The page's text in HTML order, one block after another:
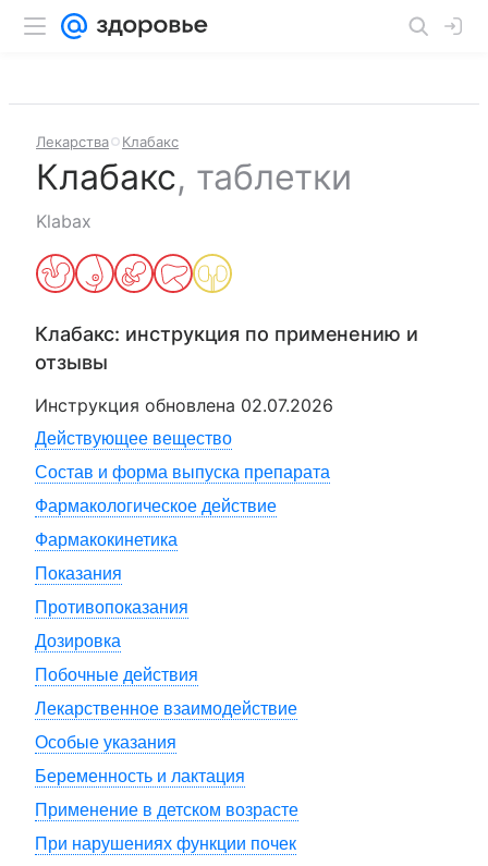
Лекарства Клабакс
Клабакс, таблетки
Klabax
Клабакс: инструкция по применению и
отзывы
Инструкция обновлена 02.07.2026
Действующее вещество
Состав и форма выпуска препарата
Фармакологическое действие
Фармакокинетика
Показания
Противопоказания
Дозировка
Побочные действия
Лекарственное взаимодействие
Особые указания
Беременность и лактация
Применение в детском возрасте
При нарушениях функции почек